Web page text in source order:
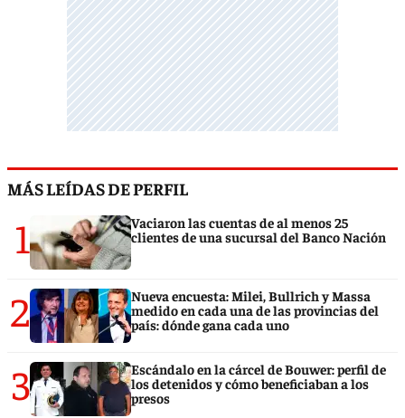
MÁS LEÍDAS DE PERFIL
1
Vaciaron las cuentas de al menos 25
clientes de una sucursal del Banco Nación
2
Nueva encuesta: Milei, Bullrich y Massa
medido en cada una de las provincias del
país: dónde gana cada uno
3
Escándalo en la cárcel de Bouwer: perfil de
los detenidos y cómo beneficiaban a los
presos